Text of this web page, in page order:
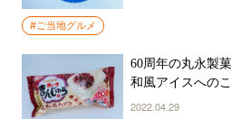
#ご当地グルメ
60周年の丸永製
和風アイスへの
荒井のアイス見聞
2022.04.29